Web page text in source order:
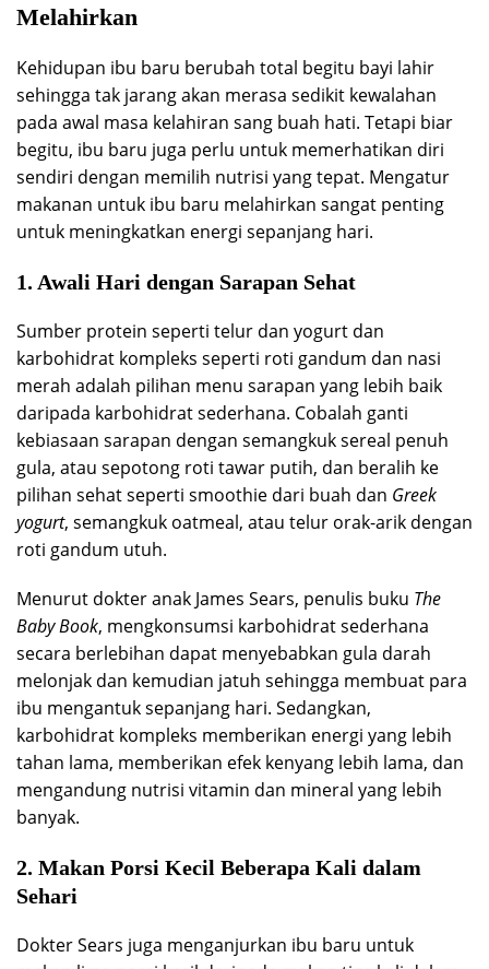
Melahirkan
Kehidupan ibu baru berubah total begitu bayi lahir
sehingga tak jarang akan merasa sedikit kewalahan
pada awal masa kelahiran sang buah hati. Tetapi biar
begitu, ibu baru juga perlu untuk memerhatikan diri
sendiri dengan memilih nutrisi yang tepat. Mengatur
makanan untuk ibu baru melahirkan sangat penting
untuk meningkatkan energi sepanjang hari.
1. Awali Hari dengan Sarapan Sehat
Sumber protein seperti telur dan yogurt dan
karbohidrat kompleks seperti roti gandum dan nasi
merah adalah pilihan menu sarapan yang lebih baik
daripada karbohidrat sederhana. Cobalah ganti
kebiasaan sarapan dengan semangkuk sereal penuh
gula, atau sepotong roti tawar putih, dan beralih ke
pilihan sehat seperti smoothie dari buah dan Greek
yogurt, semangkuk oatmeal, atau telur orak-arik dengan
roti gandum utuh.
Menurut dokter anak James Sears, penulis buku The
Baby Book, mengkonsumsi karbohidrat sederhana
secara berlebihan dapat menyebabkan gula darah
melonjak dan kemudian jatuh sehingga membuat para
ibu mengantuk sepanjang hari. Sedangkan,
karbohidrat kompleks memberikan energi yang lebih
tahan lama, memberikan efek kenyang lebih lama, dan
mengandung nutrisi vitamin dan mineral yang lebih
banyak.
2. Makan Porsi Kecil Beberapa Kali dalam
Sehari
Dokter Sears juga menganjurkan ibu baru untuk